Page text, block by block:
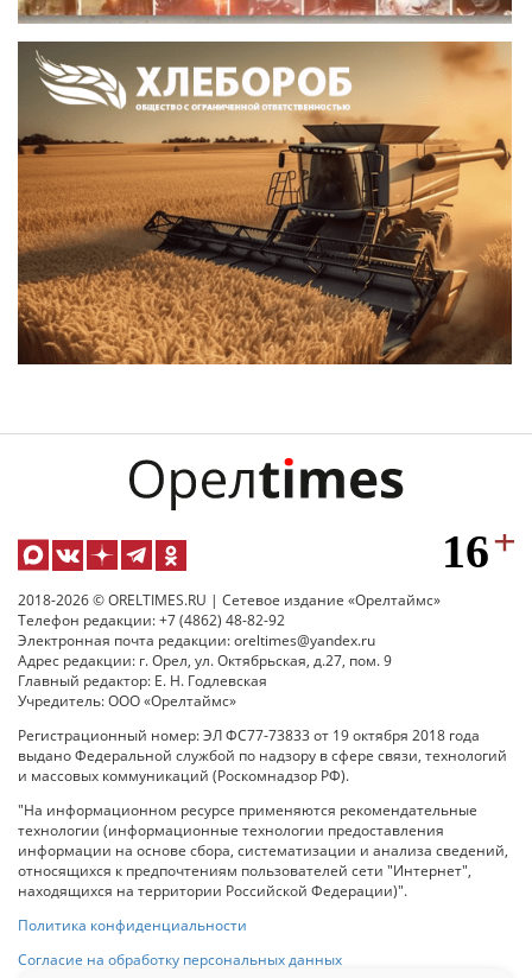
2018-2026 © ORELTIMES.RU | Сетевое издание «Орелтаймс»
Телефон редакции: +7 (4862) 48-82-92
Электронная почта редакции: oreltimes@yandex.ru
Адрес редакции: г. Орел, ул. Октябрьская, д.27, пом. 9
Главный редактор: Е. Н. Годлевская
Учредитель: ООО «Орелтаймс»
Регистрационный номер: ЭЛ ФС77-73833 от 19 октября 2018 года
выдано Федеральной службой по надзору в сфере связи, технологий
и массовых коммуникаций (Роскомнадзор РФ).
"На информационном ресурсе применяются рекомендательные
технологии (информационные технологии предоставления
информации на основе сбора, систематизации и анализа сведений,
относящихся к предпочтениям пользователей сети "Интернет",
находящихся на территории Российской Федерации)".
Политика конфиденциальности
Согласие на обработку персональных данных